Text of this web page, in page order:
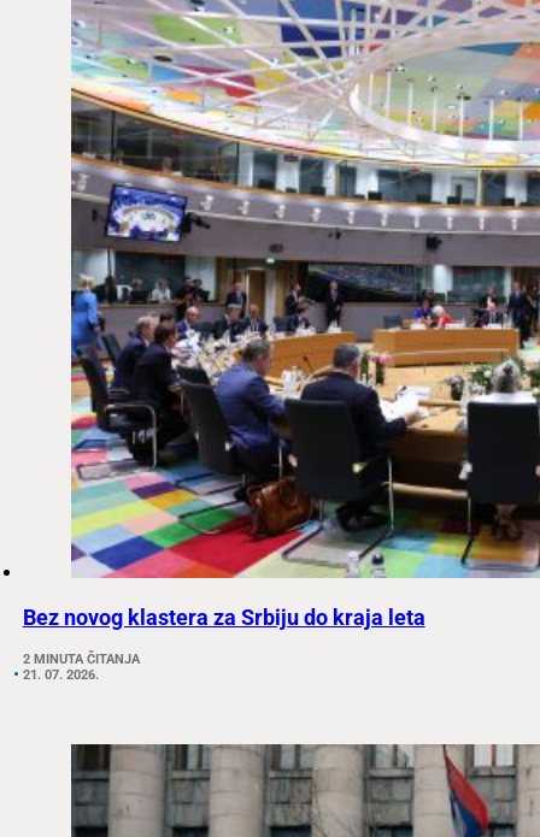
Bez novog klastera za Srbiju do kraja leta
2 MINUTA ČITANJA
21. 07. 2026.